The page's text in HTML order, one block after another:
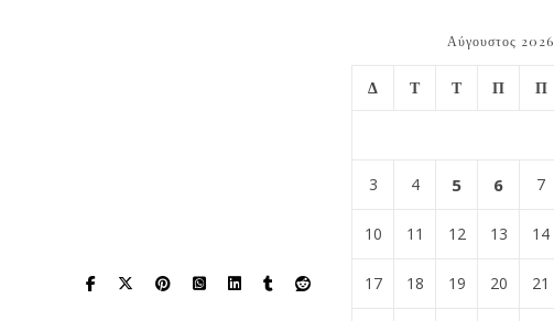
Αύγουστος 2026
Δ Τ Τ Π Π
3 4 5 6 7
10 11 12 13 14
17 18 19 20 21